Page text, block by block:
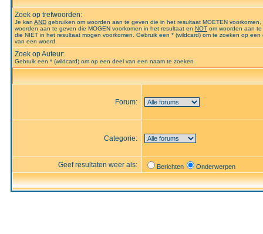
Zoek op trefwoorden:
Je kan AND gebruiken om woorden aan te geven die in het resultaat MOETEN voorkomen,
woorden aan te geven die MOGEN voorkomen in het resultaat en NOT om woorden aan
die NIET in het resultaat mogen voorkomen. Gebruik een * (wildcard) om te zoeken op een
van een woord.
Zoek op Auteur:
Gebruik een * (wildcard) om op een deel van een naam te zoeken
Forum:
Categorie:
Geef resultaten weer als: Berichten Onderwerpen